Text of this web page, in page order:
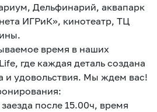
Дельфинарий, аквапарк
ИГРиК», кинотеатр, ТЦ
время в наших
где каждая деталь создана
и удовольствия. Мы ждем вас!
после 15.00ч, время